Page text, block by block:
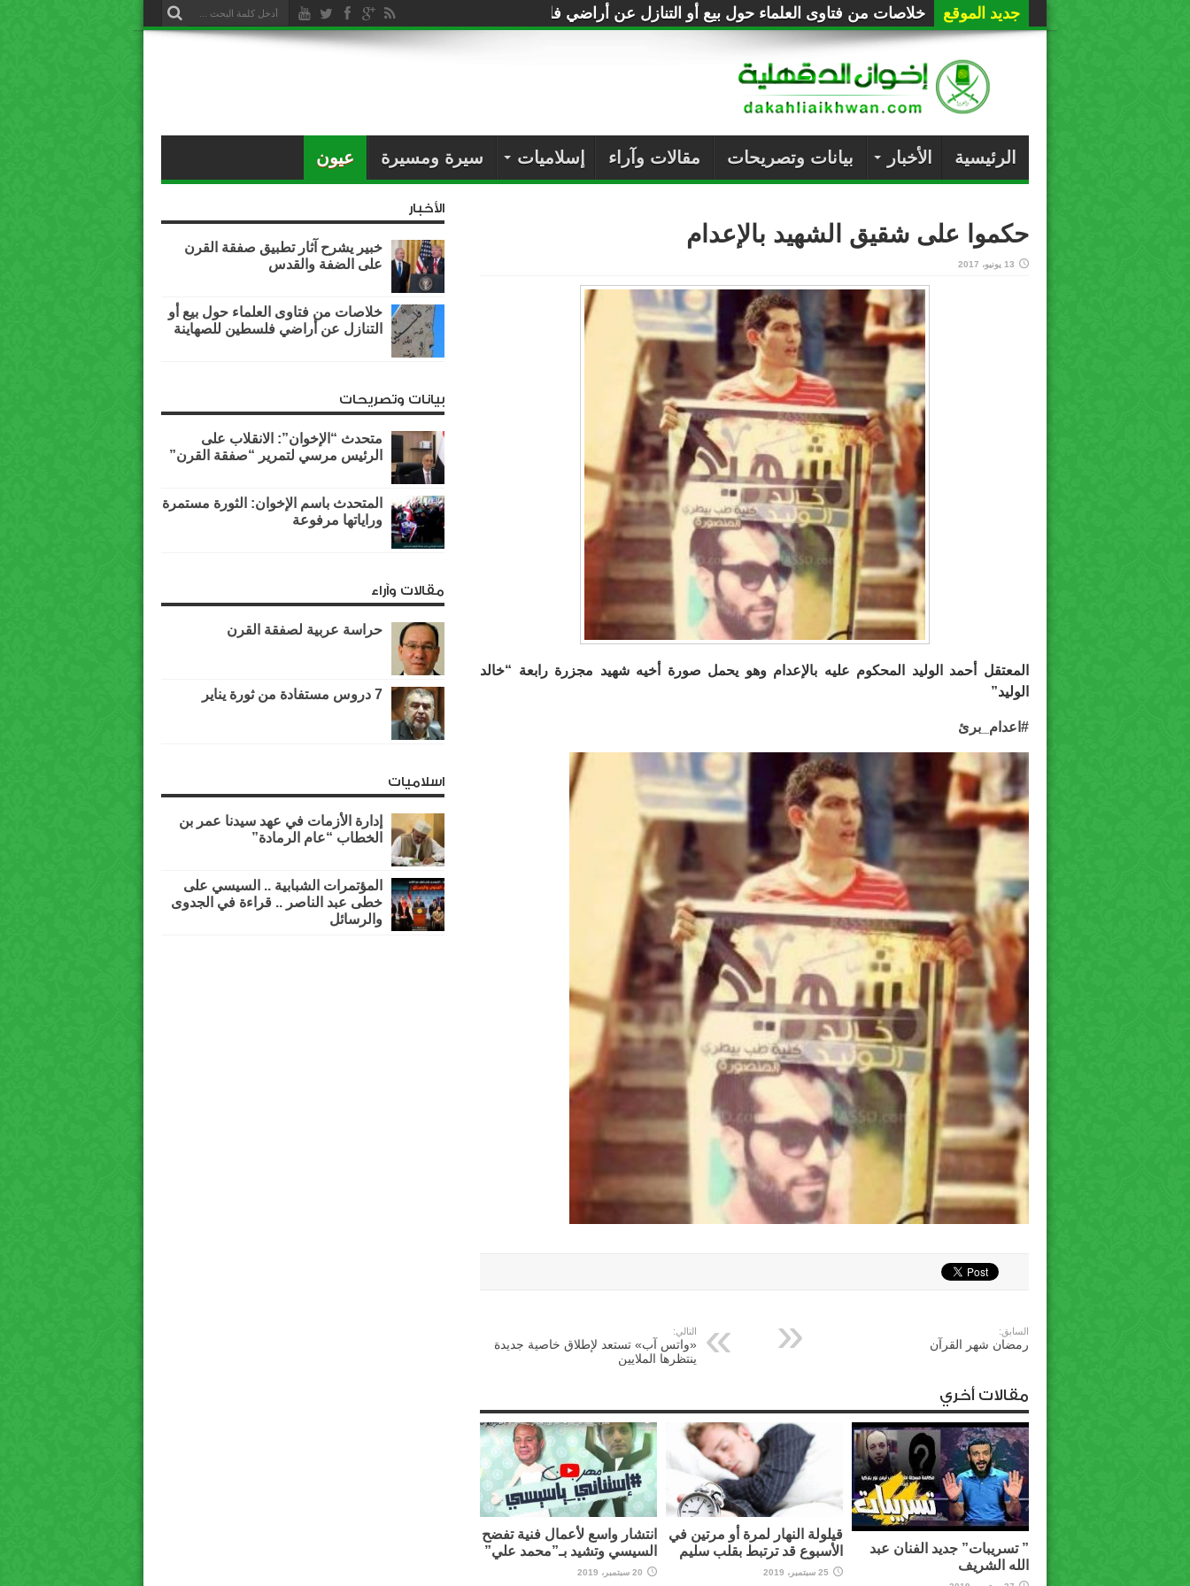
جديد الموقع خلاصات من فتاوى العلماء حول بيع أو التنازل عن أراضي فلسطين للصهاينة
الرئيسية الأخبار بيانات وتصريحات مقالات وآراء إسلاميات سيرة ومسيرة عيون
حكموا على شقيق الشهيد بالإعدام
13 يونيو، 2017
المعتقل أحمد الوليد المحكوم عليه بالإعدام وهو يحمل صورة أخيه شهيد مجزرة رابعة “خالد
الوليد”
# اعدام_برئ
السابق:
رمضان شهر القرآن
التالي:
«واتس آب» تستعد لإطلاق خاصية جديدة
ينتظرها الملايين
مقالات أخري
” تسريبات” جديد الفنان عبد
الله الشريف
قيلولة النهار لمرة أو مرتين في
الأسبوع قد ترتبط بقلب سليم
25 سبتمبر، 2019
انتشار واسع لأعمال فنية تفضح
السيسي وتشيد بـ”محمد علي”
20 سبتمبر، 2019
الأخبار
خبير يشرح آثار تطبيق صفقة القرن
على الضفة والقدس
خلاصات من فتاوى العلماء حول بيع أو
التنازل عن أراضي فلسطين للصهاينة
بيانات وتصريحات
متحدث “الإخوان”: الانقلاب على
الرئيس مرسي لتمرير “صفقة القرن”
المتحدث باسم الإخوان: الثورة مستمرة
وراياتها مرفوعة
مقالات وآراء
حراسة عربية لصفقة القرن
7 دروس مستفادة من ثورة يناير
اسلاميات
إدارة الأزمات في عهد سيدنا عمر بن
الخطاب “عام الرمادة”
المؤتمرات الشبابية .. السيسي على
خطى عبد الناصر .. قراءة في الجدوى
والرسائل